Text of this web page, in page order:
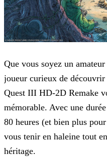
Que vous soyez un
joueur curieux de
Quest III HD-2D Remake
mémorable. Avec une
80 heures (et bien plus
vous tenir en haleine tout
héritage.